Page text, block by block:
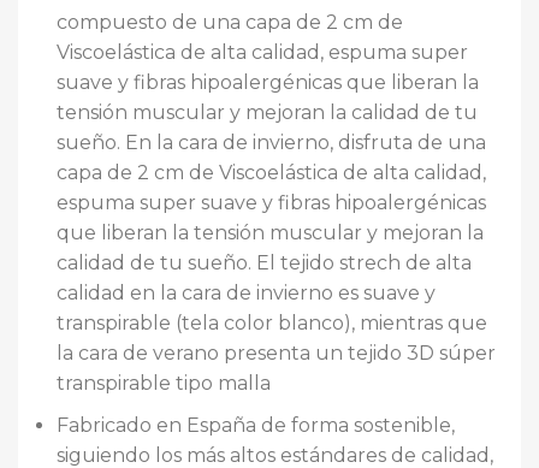
compuesto de una capa de 2 cm de
Viscoelástica de alta calidad, espuma super
suave y fibras hipoalergénicas que liberan la
tensión muscular y mejoran la calidad de tu
sueño. En la cara de invierno, disfruta de una
capa de 2 cm de Viscoelástica de alta calidad,
espuma super suave y fibras hipoalergénicas
que liberan la tensión muscular y mejoran la
calidad de tu sueño. El tejido strech de alta
calidad en la cara de invierno es suave y
transpirable (tela color blanco), mientras que
la cara de verano presenta un tejido 3D súper
transpirable tipo malla
Fabricado en España de forma sostenible,
siguiendo los más altos estándares de calidad,